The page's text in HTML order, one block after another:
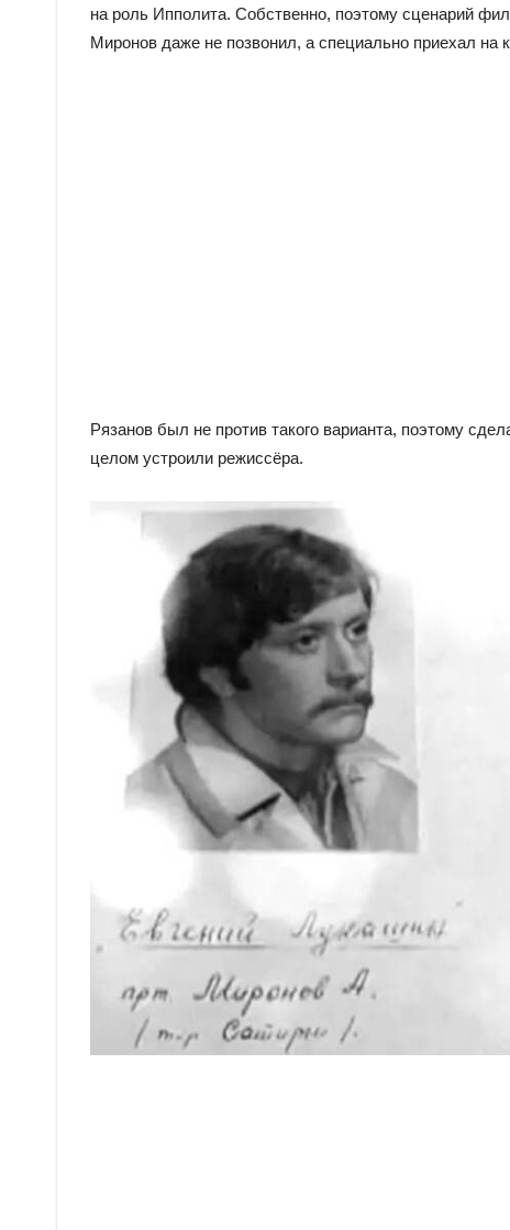
на роль Ипполита. Собственно, поэтому сценарий
Миронов даже не позвонил, а специально приехал
Рязанов был не против такого варианта, поэтому
целом устроили режиссёра.